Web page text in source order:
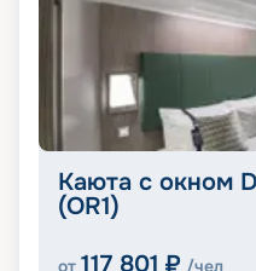
Каюта с окном
(OR1)
от 117 801 ₽ /чел